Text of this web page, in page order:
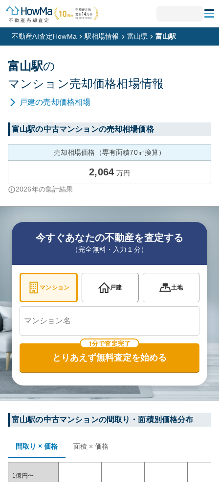
不動産AI査定HowMa 駅相場情報 富山県 富山駅
富山駅の
マンション売却価格相場情報
戸建の売却価格相場
富山駅の中古マンションの売却相場価格
売却相場価格（専有面積70㎡換算）
2,064 万円
2026年の集計結果
今すぐあなたの不動産を査定する
（完全無料・入力１分）
マンション 戸建 土地
1分で査定完了
とりあえず無料査定を始める
富山駅の中古マンションの間取り・面積別価格分布
間取り × 価格 面積 × 価格
1億円〜